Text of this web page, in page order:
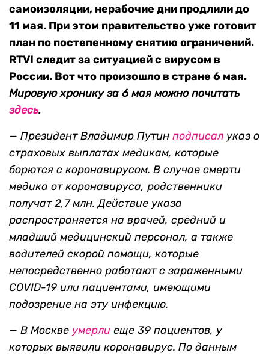
самоизоляции, нерабочие дни продлили до
11 мая. При этом правительство уже готовит
план по постепенному снятию ограничений.
RTVI следит за ситуацией с вирусом в
России. Вот что произошло в стране 6 мая.
Мировую хронику за 6 мая можно почитать
здесь.
— Президент Владимир Путин подписал указ о
страховых выплатах медикам, которые
борются с коронавирусом. В случае смерти
медика от коронавируса, родственники
получат 2,7 млн.Действие указа
распространяется на врачей, средний и
младший медицинский персонал, а также
водителей скорой помощи, которые
непосредственно работают c зараженными
COVID-19 или пациентами, имеющими
подозрение на эту инфекцию.
— В Москве умерли еще 39 пациентов, у
которых выявили коронавирус. По данным